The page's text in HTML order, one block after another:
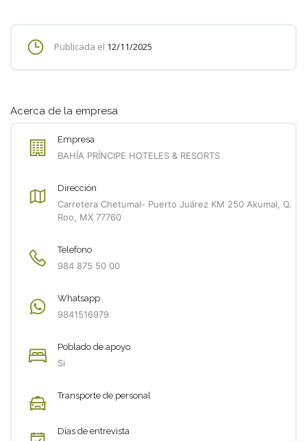
Publicada el 12/11/2025
Acerca de la empresa
Empresa
BAHÍA PRÍNCIPE HOTELES & RESORTS
Dirección
Carretera Chetumal- Puerto Juárez KM 250 Akumal, Q.
Roo, MX 77760
Telefono
984 875 50 00
Whatsapp
9841516979
Poblado de apoyo
Si
Transporte de personal
Dias de entrevista